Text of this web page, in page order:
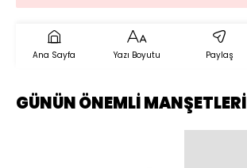
Ana Sayfa Yazı Boyutu Paylaş
GÜNÜN ÖNEMLİ MANŞETLERİ